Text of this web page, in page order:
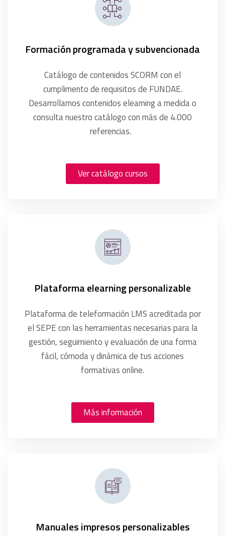
Formación programada y subvencionada
Catálogo de contenidos SCORM con el
cumplimento de requisitos de FUNDAE.
Desarrollamos contenidos elearning a medida o
consulta nuestro catálogo con más de 4.000
referencias.
Ver catálogo cursos
Plataforma elearning personalizable
Plataforma de teleformación LMS acreditada por
el SEPE con las herramientas necesarias para la
gestión, seguimiento y evaluación de una forma
fácil, cómoda y dinámica de tus acciones
formativas online.
Más información
Manuales impresos personalizables